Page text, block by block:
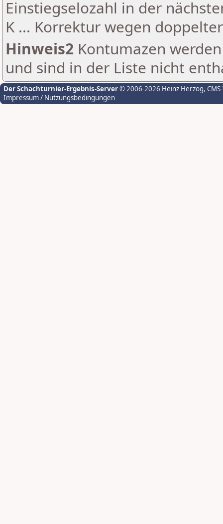
Einstiegselozahl in der
K ... Korrektur wegen
Hinweis2 Kontumazen
und sind in der Liste nicht
Der Schachturnier-Ergebnis-Server© 2006-2026 Heinz Herzog,
Impressum / Nutzungsbedingungen